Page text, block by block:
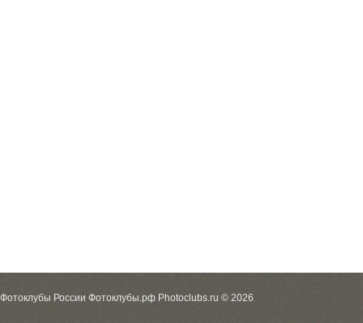
Фотоклубы России Фотоклубы.рф Photoclubs.ru © 2026